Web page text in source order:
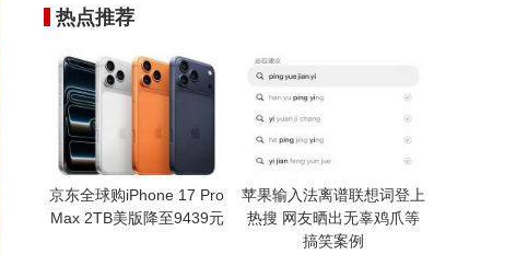
热点推荐
京东全球购iPhone 17 Pro
Max 2TB美版降至9439元
苹果输入法离谱联想词登上
热搜 网友晒出无辜鸡爪等
搞笑案例